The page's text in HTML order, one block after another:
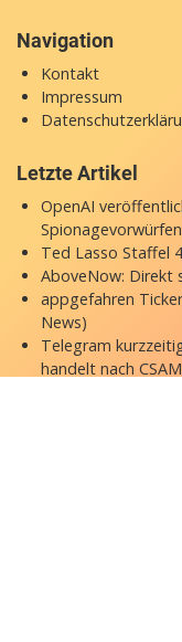
Navigation
Kontakt
Impressum
Letzte Artikel
OpenAI
Spionagevorwürfen
Ted Lasso Staffel
AboveNow: Direkt
appgefahren
News)
Telegram
handelt nach